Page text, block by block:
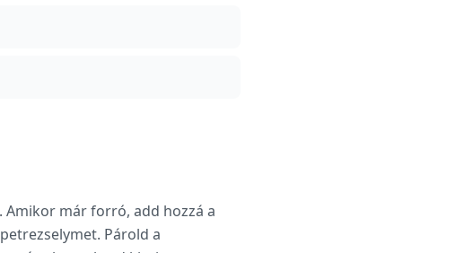
Amikor már forró, add hozzá a
Párold a